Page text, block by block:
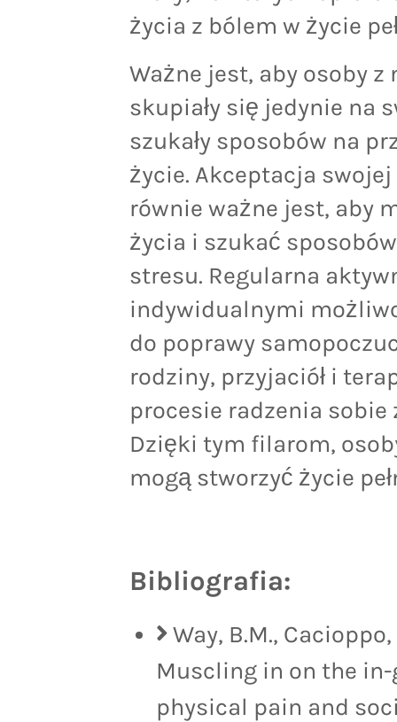
życia z bólem w życie
Ważne jest, aby osoby
skupiały się jedynie na
szukały sposobów na
życie. Akceptacja
równie ważne jest, aby
życia i szukać
stresu. Regularna
indywidualnymi
do poprawy
rodziny, przyjaciół i
procesie radzenia
Dzięki tym filarom,
mogą stworzyć życie
Bibliografia:
Way, B.M.,
Muscling in on the
physical pain and